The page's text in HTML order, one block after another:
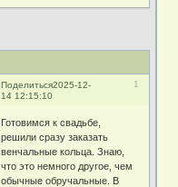
Поделиться 1
2025-12-
14 12:15:10
Готовимся к свадьбе,
решили сразу заказать
венчальные кольца. Знаю,
что это немного другое, чем
обычные обручальные. В